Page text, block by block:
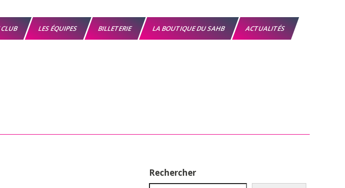
CLUB LES ÉQUIPES BILLETERIE LA BOUTIQUE DU SAHB ACTUALITÉS
Rechercher